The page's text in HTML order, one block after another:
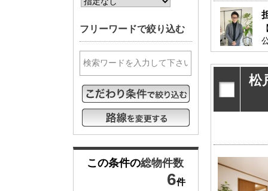
松
フリーワードで絞り込む
この条件の総物件数
6件
松戸･柏方面エリア
松戸･柏方面エリアの新築一戸建
松戸･柏方面エリアの中古一戸建
松戸･柏方面エリアのマンション
松戸･柏方面エリアの土地
成田･銚子
成田･銚子
成田･銚子
成田･銚子
成田･銚子
千葉市エリア
千葉市エリアの新築一戸建
千葉市エリアの中古一戸建
外房エリア
外房エリア
沖縄全域エ